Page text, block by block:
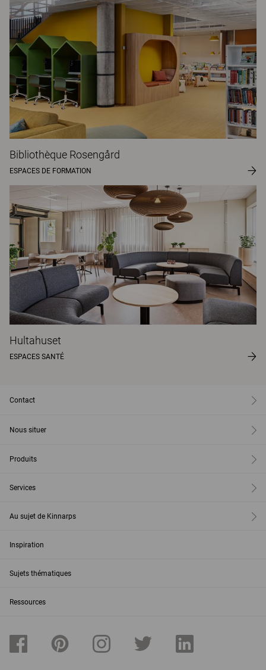
Bibliothèque Rosengård
ESPACES DE FORMATION
Hultahuset
ESPACES SANTÉ
Contact
Nous situer
Produits
Services
Au sujet de Kinnarps
Inspiration
Sujets thématiques
Ressources